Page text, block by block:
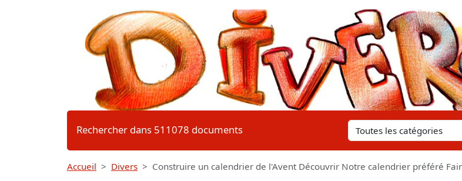
Rechercher dans 511078 documents
Accueil Divers Construire un calendrier de l'Avent Découvrir Notre calendrier préféré